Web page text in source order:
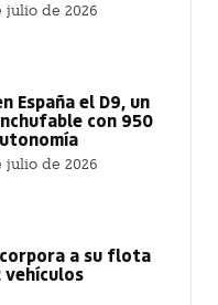
julio de 2026
España el D9, un
con 950
julio de 2026
a su flota
vehículos